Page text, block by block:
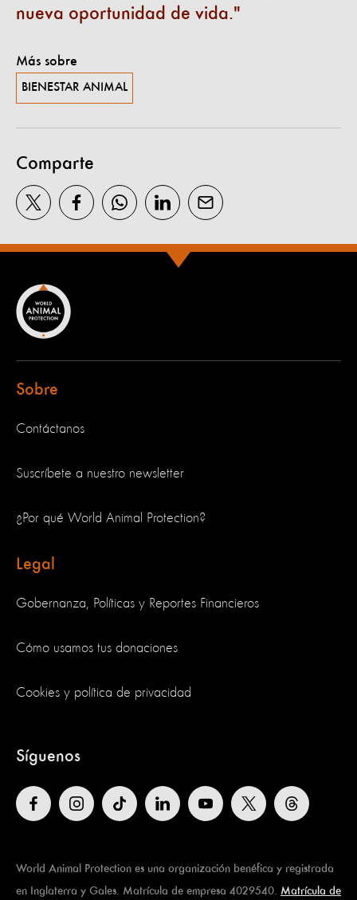
nueva oportunidad de vida.
Más sobre
BIENESTAR ANIMAL
Comparte
Sobre
Contáctanos
Suscríbete a nuestro newsletter
¿Por qué World Animal Protection?
Legal
Gobernanza, Políticas y Reportes Financieros
Cómo usamos tus donaciones
Cookies y política de privacidad
Síguenos
World Animal Protection es una organización benéfica y registrada
en Inglaterra y Gales. Matrícula de empresa 4029540. Matrícula de